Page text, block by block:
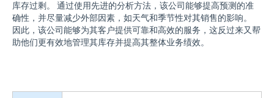
库存过剩。 通过使用先进的分析方法，该公司能够提高预测的准
确性，并尽量减少外部因素，如天气和季节性对其销售的影响。
因此，该公司能够为其客户提供可靠和高效的服务，这反过来又帮
助他们更有效地管理其库存并提高其整体业务绩效。